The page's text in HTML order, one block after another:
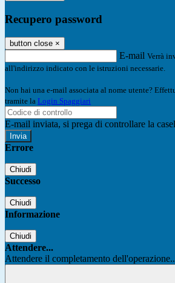
Recupero password
button close ×
E-mail Verrà
all'indirizzo indicato con le istruzioni necessarie.
Non hai una e-mail associata al nome utente?
tramite la Login Spaggiari
E-mail inviata, si prega di controllare la
Errore
Chiudi
Successo
Chiudi
Informazione
Chiudi
Attendere...
Attendere il completamento